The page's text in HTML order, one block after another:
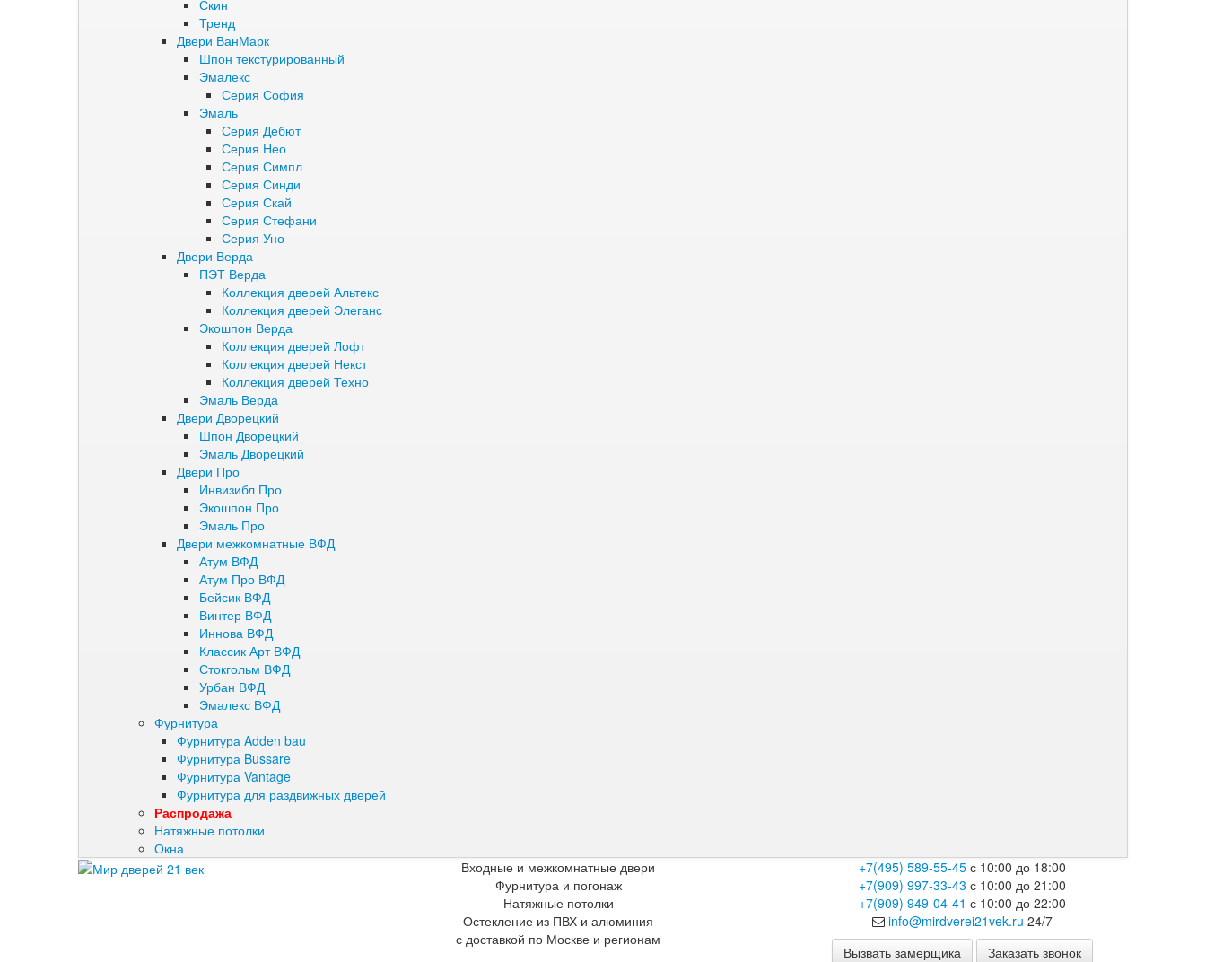
Скин
Тренд
Двери ВанМарк
Шпон текстурированный
Эмалекс
Серия София
Эмаль
Серия Дебют
Серия Нео
Серия Симпл
Серия Синди
Серия Скай
Серия Стефани
Серия Уно
Двери Верда
ПЭТ Верда
Коллекция дверей Альтекс
Коллекция дверей Элеганс
Экошпон Верда
Коллекция дверей Лофт
Коллекция дверей Некст
Коллекция дверей Техно
Эмаль Верда
Двери Дворецкий
Шпон Дворецкий
Эмаль Дворецкий
Двери Про
Инвизибл Про
Экошпон Про
Эмаль Про
Двери межкомнатные ВФД
Атум ВФД
Атум Про ВФД
Бейсик ВФД
Винтер ВФД
Иннова ВФД
Классик Арт ВФД
Стокгольм ВФД
Урбан ВФД
Эмалекс ВФД
Фурнитура
Фурнитура Adden bau
Фурнитура Bussare
Фурнитура Vantage
Фурнитура для раздвижных дверей
Распродажа
Натяжные потолки
Окна
Входные и межкомнатные двери
Фурнитура и погонаж
Натяжные потолки
Остекление из ПВХ и алюминия
с доставкой по Москве и регионам
+7(495) 589-55-45с 10:00 до 18:00
+7(909) 997-33-43 с 10:00 до 21:00
+7(909) 949-04-41 с 10:00 до 22:00
info@mirdverei21vek.ru 24/7
Вызвать замерщика
Заказать звонок